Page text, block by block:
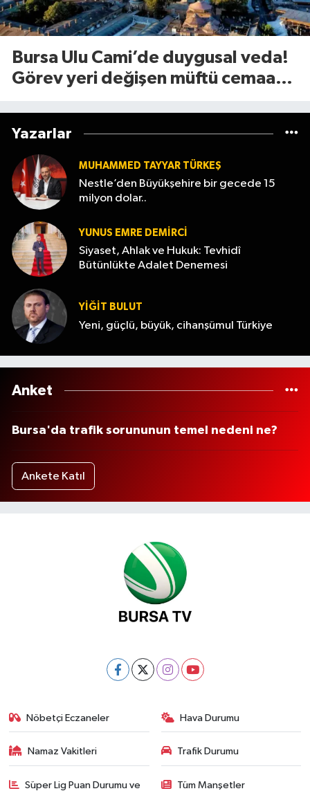
Bursa Ulu Cami’de duygusal veda!
Görev yeri değişen müftü cemaate
Yazarlar
MUHAMMED TAYYAR TÜRKEŞ
Nestle’den Büyükşehire bir gecede 15
milyon dolar..
YUNUS EMRE DEMIRCI
Siyaset, Ahlak ve Hukuk: Tevhidî
Bütünlükte Adalet Denemesi
YİĞİT BULUT
Yeni, güçlü, büyük, cihanşümul Türkiye
Anket
Bursa'da trafik sorununun temel nedeni ne?
Ankete Katıl
Nöbetçi Eczaneler Hava Durumu
Namaz Vakitleri Trafik Durumu
Süper Lig Puan Durumu ve Tüm Manşetler